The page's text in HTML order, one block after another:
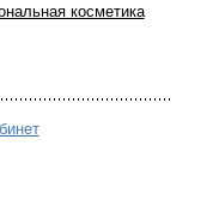
косметика